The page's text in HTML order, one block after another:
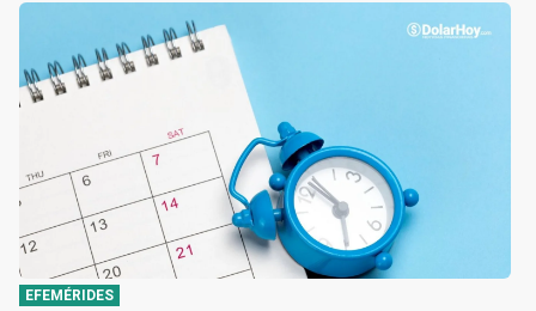
EFEMÉRIDES